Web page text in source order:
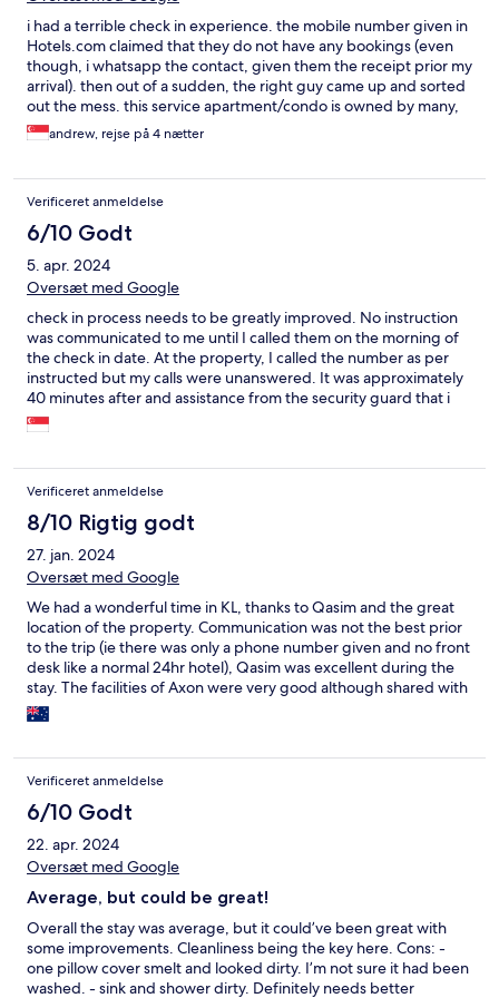
i had a terrible check in experience. the mobile number given in
Hotels.com claimed that they do not have any bookings (even
though, i whatsapp the contact, given them the receipt prior my
arrival). then out of a sudden, the right guy came up and sorted
out the mess. this service apartment/condo is owned by many,
who employs staff to manage (eg check in) their place.
andrew, rejse på 4 nætter
Verificeret anmeldelse
6/10 Godt
5. apr. 2024
Oversæt med Google
check in process needs to be greatly improved. No instruction
was communicated to me until I called them on the morning of
the check in date. At the property, I called the number as per
instructed but my calls were unanswered. It was approximately
40 minutes after and assistance from the security guard that i
got in contact with the guy who’s supposed to help me check in.
Location was great though
Verificeret anmeldelse
8/10 Rigtig godt
27. jan. 2024
Oversæt med Google
We had a wonderful time in KL, thanks to Qasim and the great
location of the property. Communication was not the best prior
to the trip (ie there was only a phone number given and no front
desk like a normal 24hr hotel), Qasim was excellent during the
stay. The facilities of Axon were very good although shared with
the sleeping lion hotel. Close to all major shopping and eating in
Bukit Bintang. We booked 3 queen beds in a 3 br apartment but
codes to get into the main door and then into the two units.
Basic toiletries were supplied including detergent for the
washing machine but we had to contact Qasim for extra
supplies during our stay.
Verificeret anmeldelse
6/10 Godt
22. apr. 2024
Oversæt med Google
Average, but could be great!
Overall the stay was average, but it could’ve been great with
some improvements. Cleanliness being the key here. Cons: -
one pillow cover smelt and looked dirty. I’m not sure it had been
washed. - sink and shower dirty. Definitely needs better